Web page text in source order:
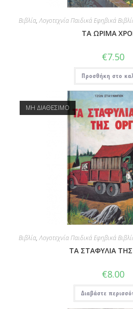
Βιβλία,Λογοτεχνία Παιδικά Εφηβικά
ΤΑ ΩΡΙΜΑ
€7.50
Προσθήκη στο
ΜΗ ΔΙΑΘΕΣΙΜΟ
Βιβλία,Λογοτεχνία Παιδικά Εφηβικά
ΤΑ ΣΤΑΦΥΛΙΑ
€8.00
Διαβάστε